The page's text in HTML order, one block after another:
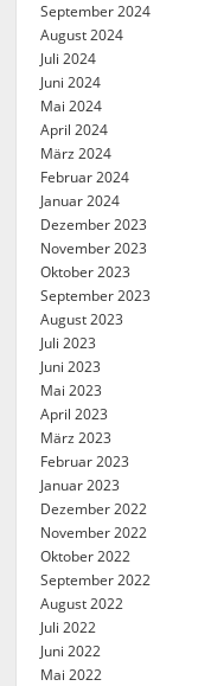
September 2024
August 2024
Juli 2024
Juni 2024
Mai 2024
April 2024
März 2024
Februar 2024
Januar 2024
Dezember 2023
November 2023
Oktober 2023
September 2023
August 2023
Juli 2023
Juni 2023
Mai 2023
April 2023
März 2023
Februar 2023
Januar 2023
Dezember 2022
November 2022
Oktober 2022
September 2022
August 2022
Juli 2022
Juni 2022
Mai 2022